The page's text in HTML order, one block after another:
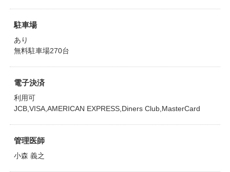
駐車場
あり
無料駐車場270台
電子決済
利用可
JCB,VISA,AMERICAN EXPRESS,Diners Club,MasterCard
管理医師
小森 義之